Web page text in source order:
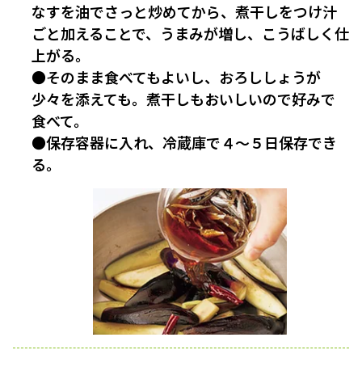
なすを油でさっと炒めてから、煮干しをつけ汁
ごと加えることで、うまみが増し、こうばしく仕
上がる。
●そのまま食べてもよいし、おろししょうが
少々を添えても。煮干しもおいしいので好みで
食べて。
●保存容器に入れ、冷蔵庫で４〜５日保存でき
る。